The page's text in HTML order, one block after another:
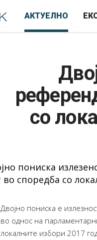
АКТУЕЛНО
со
Двојно пониска е
во однос на
локалните избори 2017